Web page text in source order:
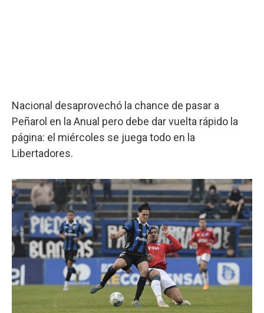
Nacional desaprovechó la chance de pasar a
Peñarol en la Anual pero debe dar vuelta rápido la
página: el miércoles se juega todo en la
Libertadores.